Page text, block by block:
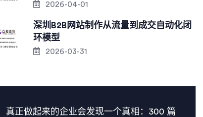
2026-04-01
深圳B2B网站制作从流量到成交自动化闭
环模型
2026-03-31
真正做起来的企业会发现一个真相：300 篇